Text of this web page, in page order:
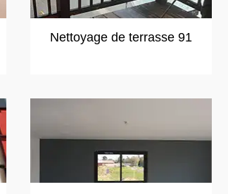
Nettoyage de terrasse 91